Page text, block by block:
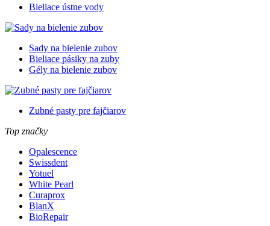
Bieliace ústne vody
Sady na bielenie zubov
Bieliace pásiky na zuby
Gély na bielenie zubov
Zubné pasty pre fajčiarov
Top značky
Opalescence
Swissdent
Yotuel
White Pearl
Curaprox
BlanX
BioRepair